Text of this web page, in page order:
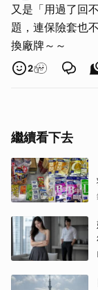
又是「用過了回
題，連保險套也
換廠牌～～
2
繼續看下去